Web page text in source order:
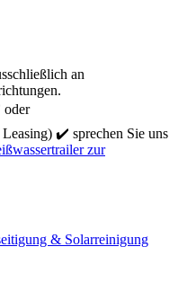
zur
& Solarreinigung
an
✔️ sprechen Sie uns